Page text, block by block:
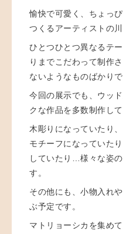
愉快で可愛く、ちょっ
つくる アーティストの川
ひとつひとつ異なるテ
りまでこだわって制作
ないようなものばかりで
今回の展示でも、ウッ
クな作品を多数制作し
木彫りになっていたり
モチーフになっていた
していたり…様々な姿の
す。
その他にも、小物入れ
ぶ予定です。
マトリョーシカを集め